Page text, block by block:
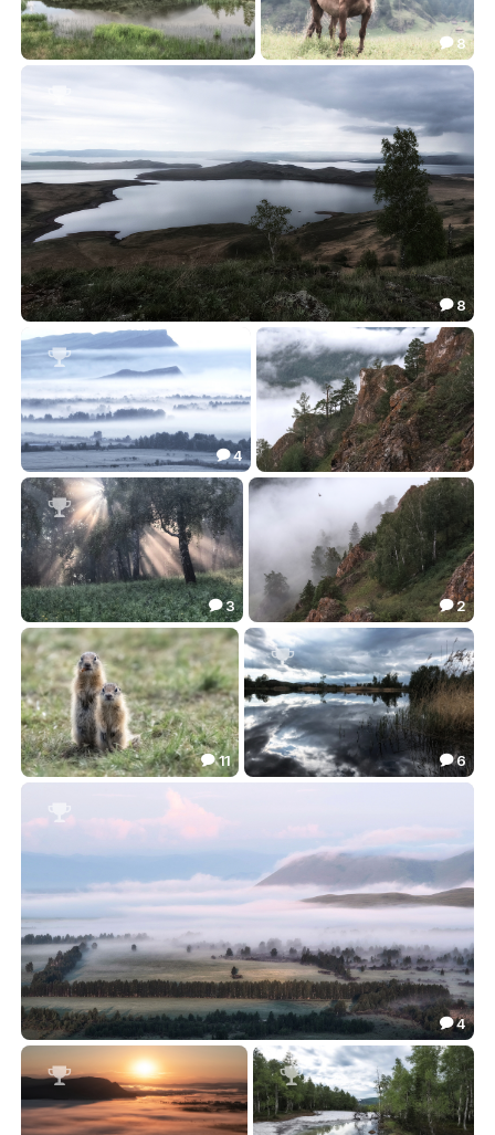
Туманное утро
93.80
Летний Алтай
 8
Летняя непогода
121.85
 8

Этажи
124.53
 4
После дождя

Утренний туман
 92.94
 3
Туман Торгашинского хребта
100.41
 2
Фото на память
 11

Перед грозой
 6

Легкий утренний туман
131.21
 4
 